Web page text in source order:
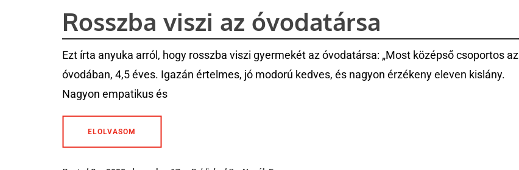
Rosszba viszi az óvodatársa
Ezt írta anyuka arról, hogy rosszba viszi gyermekét az óvodatársa: „Most középső csoportos az
óvodában, 4,5 éves. Igazán értelmes, jó modorú kedves, és nagyon érzékeny eleven kislány.
Nagyon empatikus és
ELOLVASOM